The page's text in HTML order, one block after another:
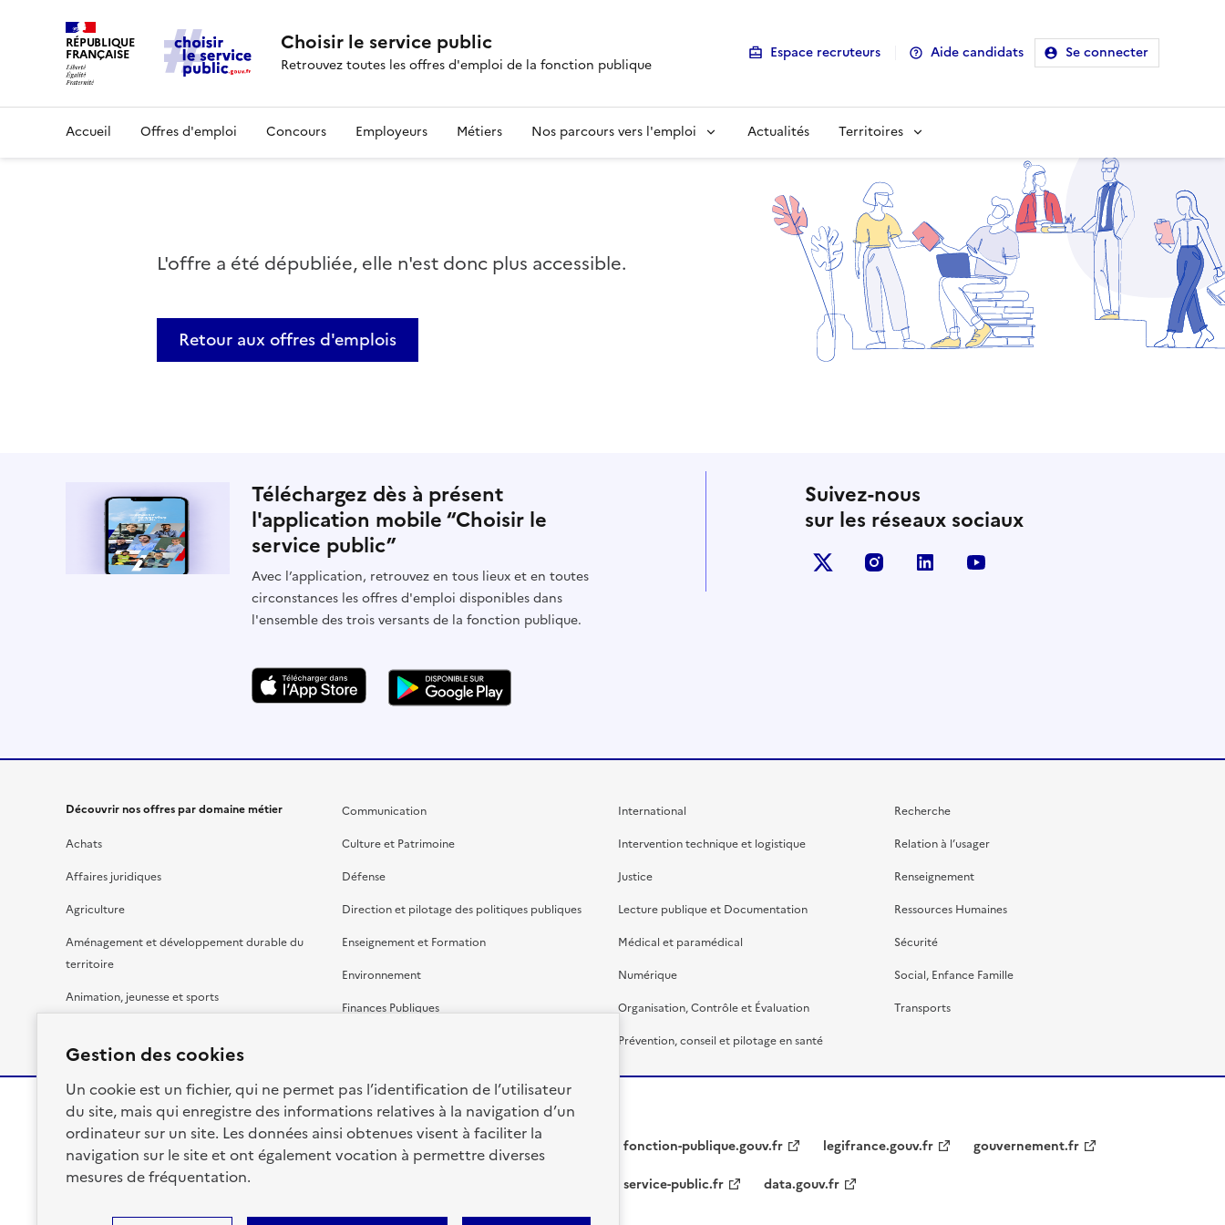
Gestion des cookies
Un cookie est un fichier, qui ne permet pas l’identification de l’utilisateur
du site, mais qui enregistre des informations relatives à la navigation d’un
ordinateur sur un site. Les données ainsi obtenues visent à faciliter la
navigation sur le site et ont également vocation à permettre diverses
mesures de fréquentation.
RÉPUBLIQUE
FRANÇAISE Choisir le service public
Retrouvez toutes les offres d'emploi de la fonction publique
Espace recruteurs Aide candidats Se connecter
Accueil Offres d'emploi Concours Employeurs Métiers Nos parcours vers l'emploi Actualités Territoires
L'offre a été dépubliée, elle n'est donc plus accessible.
Retour aux offres d'emplois
Téléchargez dès à présent
l'application mobile “Choisir le
service public”
Avec l’application, retrouvez en tous lieux et en toutes
circonstances les offres d'emploi disponibles dans
l'ensemble des trois versants de la fonction publique.
Suivez-nous
sur les réseaux sociaux
X (anciennement Twitter)
instagramlinkedin
Découvrir nos offres par domaine métier
Achats
Affaires juridiques
Agriculture
Aménagement et développement durable du
territoire
Animation, jeunesse et sports
Communication
Culture et Patrimoine
Défense
Direction et pilotage des politiques publiques
Enseignement et Formation
Environnement
Finances Publiques
International
Intervention technique et logistique
Justice
Lecture publique et Documentation
Médical et paramédical
Numérique
Organisation, Contrôle et Évaluation
Prévention, conseil et pilotage en santé
Recherche
Relation à l’usager
Renseignement
Ressources Humaines
Sécurité
Social, Enfance Famille
Transports
RÉPUBLIQUE
FRANÇAISE fonction-publique.gouv.fr legifrance.gouv.fr
gouvernement.fr
service-public.fr
data.gouv.fr